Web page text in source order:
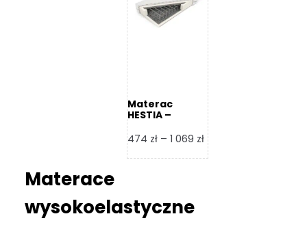
352 zł
Materac
HESTIA –
474 zł – 1 069 złZakres
cen:
Materace
wysokoelastyczne